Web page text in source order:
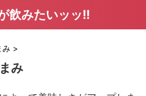
飲みたいッッ!!
み >
み